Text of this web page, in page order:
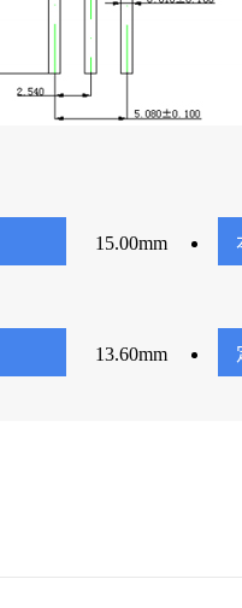
15.00mm
13.60mm